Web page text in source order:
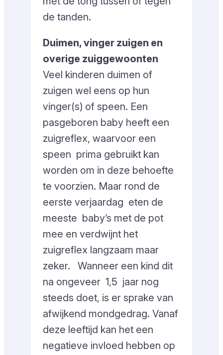
de tanden.
Duimen, vinger zuigen en
overige zuiggewoonten
Veel kinderen duimen of
zuigen wel eens op hun
vinger(s) of speen. Een
pasgeboren baby heeft een
zuigreflex, waarvoor een
speen prima gebruikt kan
worden om in deze behoefte
te voorzien. Maar rond de
eerste verjaardag eten de
meeste baby’s met de pot
mee en verdwijnt het
zuigreflex langzaam maar
zeker. Wanneer een kind dit
na ongeveer 1,5 jaar nog
steeds doet, is er sprake van
afwijkend mondgedrag. Vanaf
deze leeftijd kan het een
negatieve invloed hebben op